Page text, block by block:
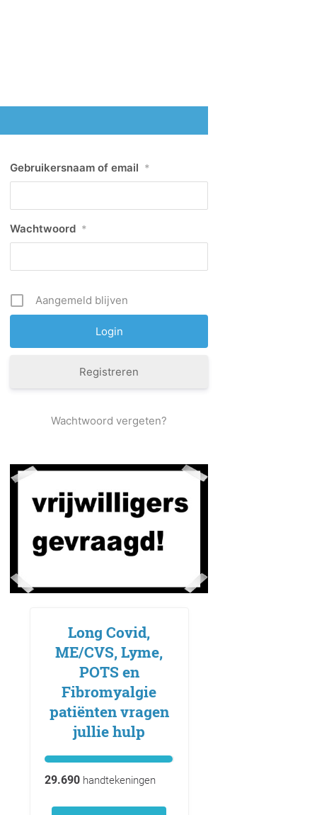
Gebruikersnaam of email *
Wachtwoord *
Aangemeld blijven
Registreren
Wachtwoord vergeten?
Long Covid,
ME/CVS, Lyme,
POTS en
Fibromyalgie
patiënten vragen
jullie hulp
29.690handtekeningen